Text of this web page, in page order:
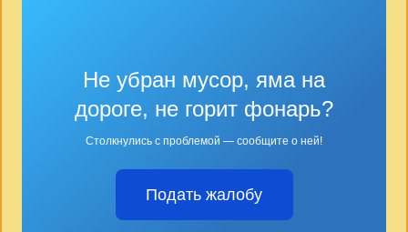
Не убран мусор, яма на
дороге, не горит фонарь?
Столкнулись с проблемой — сообщите о ней!
Подать жалобу